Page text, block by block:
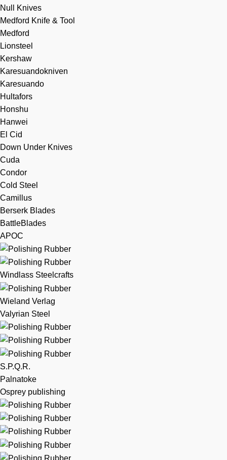
Null Knives
Medford Knife & Tool
Medford
Lionsteel
Kershaw
Karesuandokniven
Karesuando
Hultafors
Honshu
Hanwei
El Cid
Down Under Knives
Cuda
Condor
Cold Steel
Camillus
Berserk Blades
BattleBlades
APOC
Windlass Steelcrafts
Wieland Verlag
Valyrian Steel
S.P.Q.R.
Palnatoke
Osprey publishing